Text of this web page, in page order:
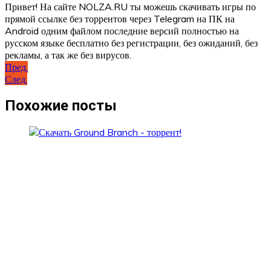
Привет! На сайте NOLZA.RU ты можешь скачивать игры по
прямой ссылке без торрентов через Telegram на ПК на
Android одним файлом последние версий полностью на
русском языке бесплатно без регистрации, без ожиданий, без
рекламы, а так же без вирусов.
Навигация
по
записям
Пред.
След.
Похожие посты